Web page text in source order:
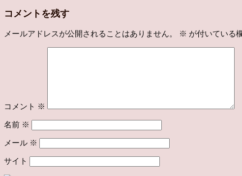
コメントを残す
メールアドレスが公開されることはありません。 ※ が付いている
コメント ※
名前 ※
メール ※
サイト